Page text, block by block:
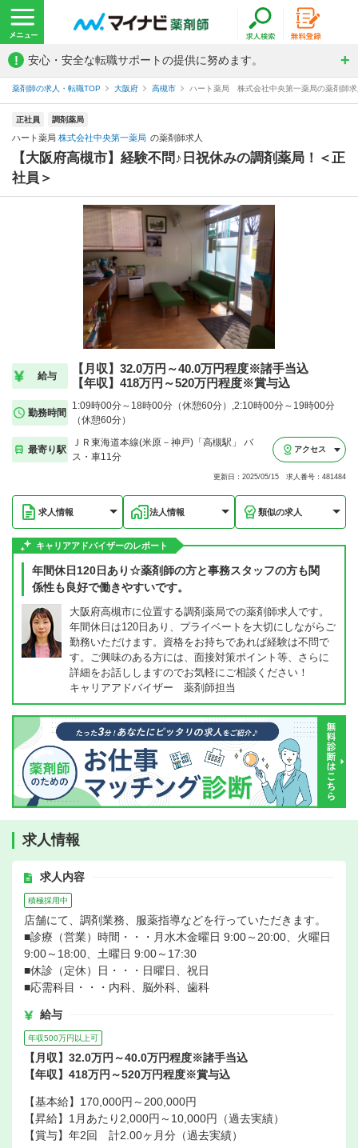
! 安心・安全な転職サポートの提供に努めます。
薬剤師の求人・転職TOP 大阪府 高槻市 ハート薬局 株式会社中央第一薬局の薬剤師
正社員 調剤薬局
ハート薬局 株式会社中央第一薬局 の薬剤師求人
【大阪府高槻市】経験不問♪日祝休みの調剤薬局！＜正
社員＞
給与
【月収】32.0万円～40.0万円程度※諸手当込
【年収】418万円～520万円程度※賞与込
勤務時間
1:09時00分～18時00分（休憩60分）,2:10時00分～19時00分
（休憩60分）
最寄り駅
ＪＲ東海道本線(米原－神戸)「高槻駅」 バ
ス・車11分
アクセス
更新日：2025/05/15 求人番号：481484
求人情報 法人情報 類似の求人
キャリアアドバイザーのレポート
年間休日120日あり☆薬剤師の方と事務スタッフの方も関
係性も良好で働きやすいです。
大阪府高槻市に位置する調剤薬局での薬剤師求人です。
年間休日は120日あり、プライベートを大切にしながらご
勤務いただけます。資格をお持ちであれば経験は不問で
す。ご興味のある方には、面接対策ポイント等、さらに
詳細をお話ししますのでお気軽にご相談ください！
キャリアアドバイザー 薬剤師担当
求人情報
求人内容
積極採用中
店舗にて、調剤業務、服薬指導などを行っていただきます。
■診療（営業）時間・・・月水木金曜日 9:00～20:00、火曜日
9:00～18:00、土曜日 9:00～17:30
■休診（定休）日・・・日曜日、祝日
■応需科目・・・内科、脳外科、歯科
給与
年収500万円以上可
【月収】32.0万円～40.0万円程度※諸手当込
【年収】418万円～520万円程度※賞与込
【基本給】170,000円～200,000円
【昇給】1月あたり2,000円～10,000円（過去実績）
【賞与】年2回 計2.00ヶ月分（過去実績）